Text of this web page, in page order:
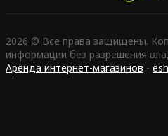
2026 © Все права защищены.
информации без разрешения
Аренда интернет-магазинов -